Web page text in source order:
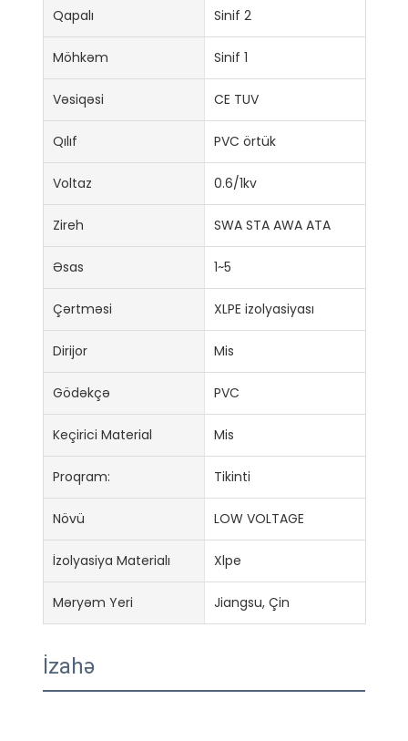
Qapalı Sinif 2
Möhkəm Sinif 1
Vəsiqəsi CE TUV
Qılıf PVC örtük
Voltaz 0.6/1kv
Zireh SWA STA AWA ATA
Əsas 1~5
Çərtməsi XLPE izolyasiyası
Dirijor Mis
Gödəkçə PVC
Keçirici Material Mis
Proqram: Tikinti
Növü LOW VOLTAGE
İzolyasiya Materialı Xlpe
Məryəm Yeri Jiangsu, Çin
İzahə